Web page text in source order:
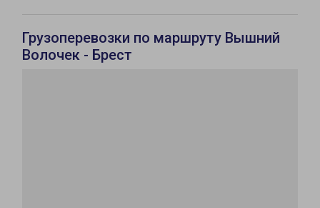
Грузоперевозки по маршруту Вышний
Волочек - Брест